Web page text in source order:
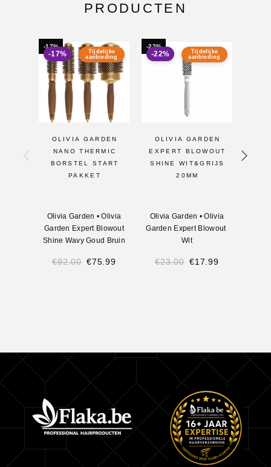
PRODUCTEN
-17%
Tijdelijke
aanbieding
-17%
OLIVIA GARDEN
NANO THERMIC
BORSTEL START
PAKKET
Olivia Garden •Olivia
Garden Expert Blowout
Shine Wavy Goud Bruin
€92.00 €75.99
-22%
Tijdelijke
aanbieding
-22%
OLIVIA GARDEN
EXPERT BLOWOUT
SHINE WIT&GRIJS
20MM
Olivia Garden •Olivia
Garden Expert Blowout ​​
Wit
€23.00 €17.99